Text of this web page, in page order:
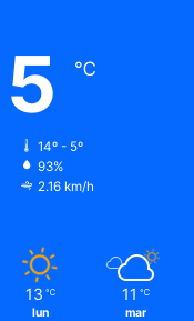
5 ℃
14º - 5º
93%
2.16 km/h
13 ℃
lun
11 ℃
mar